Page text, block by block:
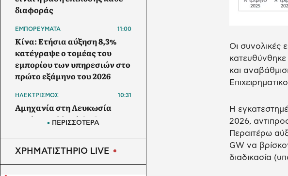
Οι συνολικές
και
Η
2026,
Περαιτέρω
GW να
διαδικασία
διαφοράς
ΕΜΠΟΡΕΥΜΑΤΑ 11:00
Κίνα: Ετήσια αύξηση 8,3%
κατέγραψε ο τομέας του
εμπορίου των υπηρεσιών στο
πρώτο εξάμηνο του 2026
ΗΛΕΚΤΡΙΣΜΟΣ 10:31
Αμηχανία στη Λευκωσία
μετά το γαλλικό deal για το
αλλάζει τους όρους του
παιχνιδιού στον Great Sea
Interconnector
ΠΕΡΙΣΣΟΤΕΡΑ
ΧΡΗΜΑΤΙΣΤΗΡΙΟ LIVE